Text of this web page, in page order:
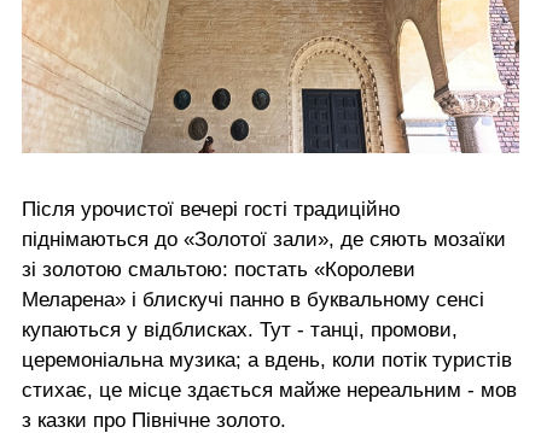
Після урочистої вечері гості традиційно
піднімаються до «Золотої зали», де сяють мозаїки
зі золотою смальтою: постать «Королеви
Меларена» і блискучі панно в буквальному сенсі
купаються у відблисках. Тут - танці, промови,
церемоніальна музика; а вдень, коли потік туристів
стихає, це місце здається майже нереальним - мов
з казки про Північне золото.